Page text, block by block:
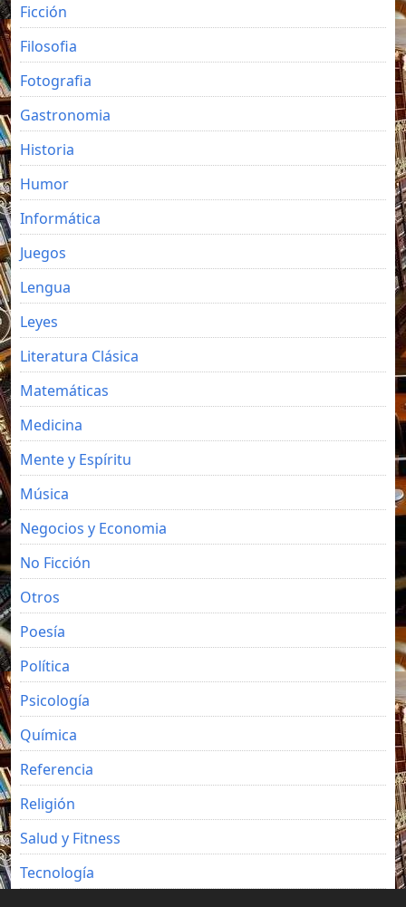
Ficción
Filosofia
Fotografia
Gastronomia
Historia
Humor
Informática
Juegos
Lengua
Leyes
Literatura Clásica
Matemáticas
Medicina
Mente y Espíritu
Música
Negocios y Economia
No Ficción
Otros
Poesía
Política
Psicología
Química
Referencia
Religión
Salud y Fitness
Tecnología